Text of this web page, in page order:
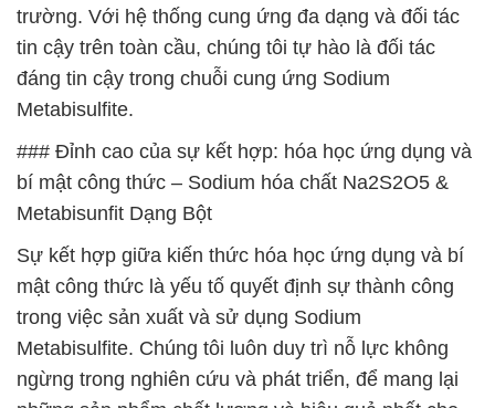
trường. Với hệ thống cung ứng đa dạng và đối tác
tin cậy trên toàn cầu, chúng tôi tự hào là đối tác
đáng tin cậy trong chuỗi cung ứng Sodium
Metabisulfite.
### Đỉnh cao của sự kết hợp: hóa học ứng dụng và
bí mật công thức – Sodium hóa chất Na2S2O5 &
Metabisunfit Dạng Bột
Sự kết hợp giữa kiến thức hóa học ứng dụng và bí
mật công thức là yếu tố quyết định sự thành công
trong việc sản xuất và sử dụng Sodium
Metabisulfite. Chúng tôi luôn duy trì nỗ lực không
ngừng trong nghiên cứu và phát triển, để mang lại